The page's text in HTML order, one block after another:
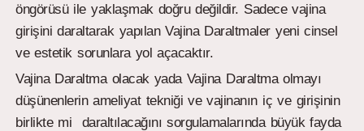
öngörüsü ile yaklaşmak doğru değildir. Sadece vajina
girişini daraltarak yapılan Vajina Daraltmaler yeni cinsel
ve estetik sorunlara yol açacaktır.
Vajina Daraltma olacak yada Vajina Daraltma olmayı
düşünenlerin ameliyat tekniği ve vajinanın iç ve girişinin
birlikte mi daraltılacağını sorgulamalarında büyük fayda